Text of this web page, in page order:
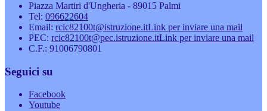
Piazza Martiri d'Ungheria - 89015 Palmi
Tel: 096622604
Email: rcic82100t@istruzione.itLink per inviare una mail
PEC: rcic82100t@pec.istruzione.itLink per inviare una mail
C.F.: 91006790801
Seguici su
Facebook
Youtube